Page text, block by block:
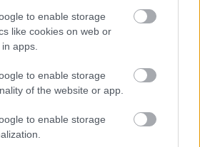
to enable storage
like cookies on web or
apps.
to enable storage
of the website or app.
to enable storage
az "Anti-
meg a BeRealt!
11.